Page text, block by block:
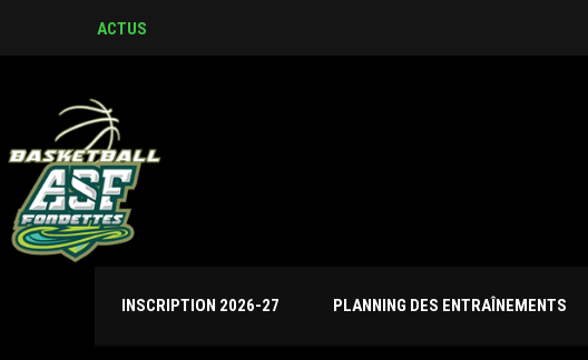
ACTUS
INSCRIPTION 2026-27 PLANNING DES ENTRAÎNEMENTS